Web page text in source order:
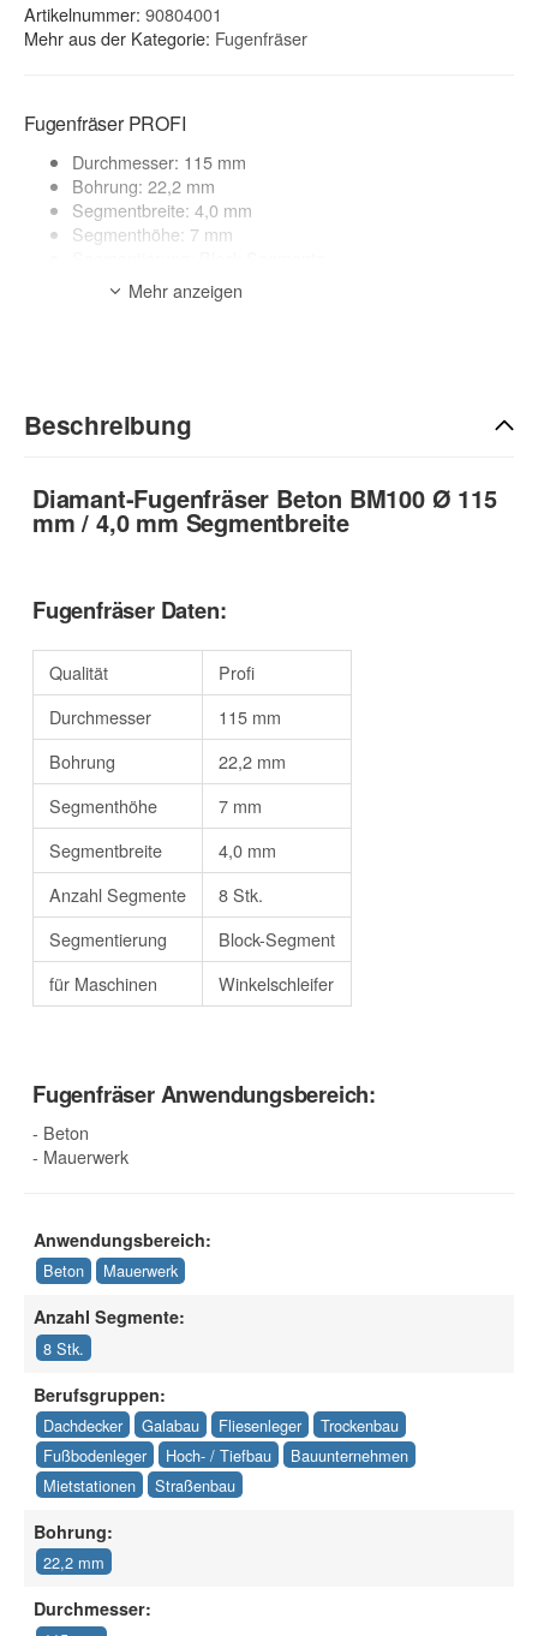
Artikelnummer: 90804001
Mehr aus der Kategorie: Fugenfräser
Fugenfräser PROFI
Durchmesser: 115 mm
Bohrung: 22,2 mm
Segmentbreite: 4,0 mm
Segmenthöhe: 7 mm
Anwendungsbereich:Mehr anzeigen
Beschreibung
Diamant-Fugenfräser Beton BM100 Ø 115
mm / 4,0 mm Segmentbreite
Fugenfräser Daten:
Qualität
Profi
Durchmesser
115 mm
Bohrung
22,2 mm
Segmenthöhe
7 mm
Segmentbreite
4,0 mm
Anzahl Segmente
8 Stk.
Segmentierung
Block-Segment
für Maschinen
Winkelschleifer
Fugenfräser Anwendungsbereich:
- Beton
- Mauerwerk
Anwendungsbereich:
Beton Mauerwerk
Anzahl Segmente:
8 Stk.
Berufsgruppen:
Dachdecker Galabau Fliesenleger
Trockenbau
Fußbodenleger
Hoch- / Tiefbau
Bauunternehmen
Mietstationen
Straßenbau
Bohrung:
22,2 mm
Durchmesser: